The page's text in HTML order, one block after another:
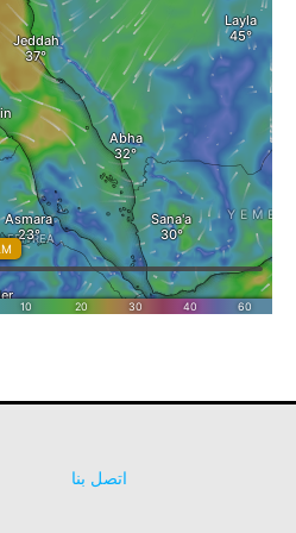
اتصل بنا